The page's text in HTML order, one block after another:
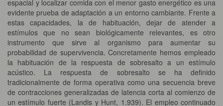
espacial y localizar comida con el menor gasto energético es una
evidente prueba de adaptación a un entorno cambiante. Frente a
estas capacidades, la de habituación, dejar de atender a
estímulos que no sean biológicamente relevantes, es otro
instrumento que sirve al organismo para aumentar su
probabilidad de supervivencia. Concretamente hemos empleado
la habituación de la respuesta de sobresalto a un estímulo
acústico. La respuesta de sobresalto se ha definido
tradicionalmente de forma operativa como una secuencia breve
de contracciones generalizadas de latencia corta al comienzo de
un estímulo fuerte (Landis y Hunt, 1.939). El empleo continuado